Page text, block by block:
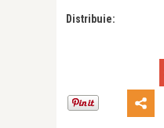
Distribuie: